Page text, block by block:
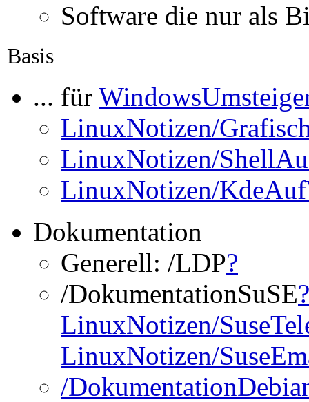
Software die nur als
Basis
... für
LinuxNotizen/
LinuxNotizen/
LinuxNotizen/
Dokumentation
Generell: /LDP?
/DokumentationSuSE?
LinuxNotizen/
LinuxNotizen/
/